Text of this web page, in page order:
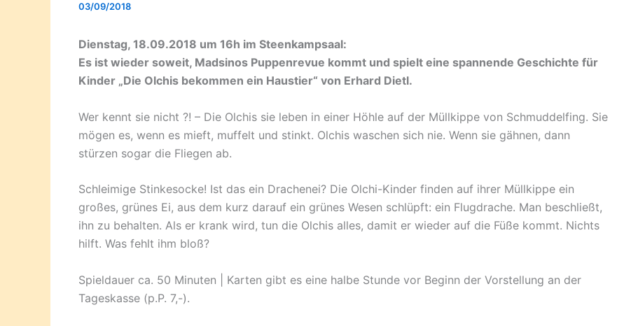
03/09/2018
Dienstag, 18.09.2018 um 16h im Steenkampsaal:
Es ist wieder soweit, Madsinos Puppenrevue kommt und spielt eine spannende Geschichte für
Kinder „Die Olchis bekommen ein Haustier“ von Erhard Dietl.
Wer kennt sie nicht ?! – Die Olchis sie leben in einer Höhle auf der Müllkippe von Schmuddelfing. Sie
mögen es, wenn es mieft, muffelt und stinkt. Olchis waschen sich nie. Wenn sie gähnen, dann
stürzen sogar die Fliegen ab.
Schleimige Stinkesocke! Ist das ein Drachenei? Die Olchi-Kinder finden auf ihrer Müllkippe ein
großes, grünes Ei, aus dem kurz darauf ein grünes Wesen schlüpft: ein Flugdrache. Man beschließt,
ihn zu behalten. Als er krank wird, tun die Olchis alles, damit er wieder auf die Füße kommt. Nichts
hilft. Was fehlt ihm bloß?
Spieldauer ca. 50 Minuten | Karten gibt es eine halbe Stunde vor Beginn der Vorstellung an der
Tageskasse (p.P. 7,-).